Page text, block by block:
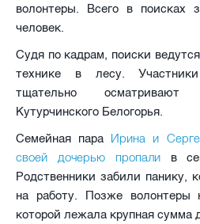
волонтеры. Всего в поисках
человек.
Судя по кадрам, поиски
технике в лесу.
тщательно
Кутурчинского Белогорья.
Семейная пара Ирина и
своей дочерью пропалив
Родственники забили панику,
на работу. Позже
которой лежала крупная сумма